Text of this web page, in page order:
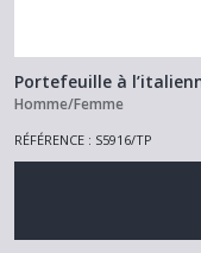
Portefeuille à
Homme/Femme
RÉFÉRENCE : S5916/TP